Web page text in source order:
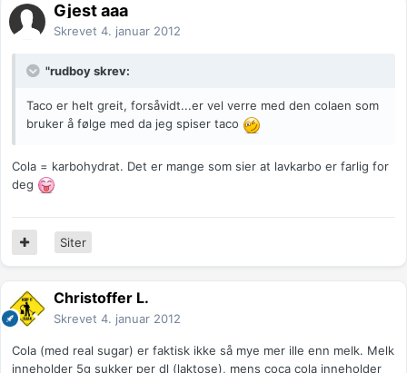
Gjest aaa
Skrevet 4. januar 2012
"rudboy skrev:
Taco er helt greit, forsåvidt...er vel verre med den colaen som
bruker å følge med da jeg spiser taco
Cola = karbohydrat. Det er mange som sier at lavkarbo er farlig for
deg
Siter
Christoffer L.
Skrevet 4. januar 2012
Cola (med real sugar) er faktisk ikke så mye mer ille enn melk. Melk
inneholder 5g sukker per dl (laktose), mens coca cola inneholder